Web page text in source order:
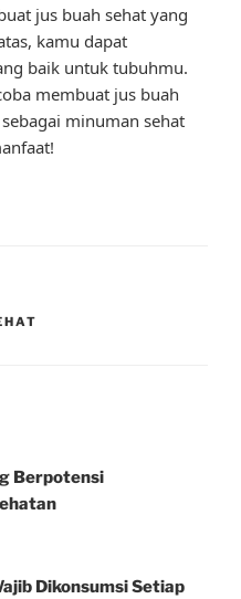
jus buah sehat yang
kamu dapat
baik untuk tubuhmu.
membuat jus buah
minuman sehat
Berpotensi
Dikonsumsi Setiap